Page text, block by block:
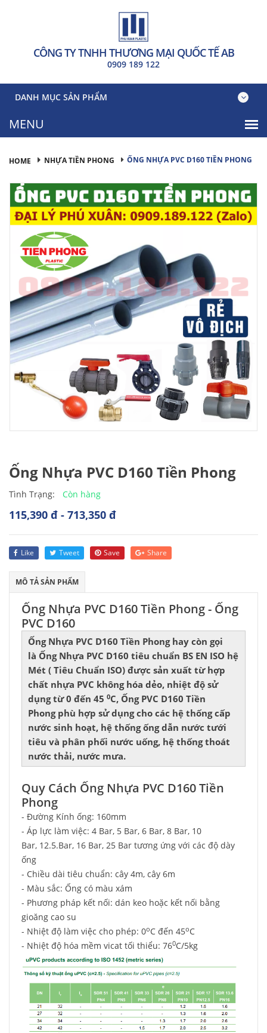
CÔNG TY TNHH THƯƠNG MẠI QUỐC TẾ AB
0909 189 122
DANH MỤC SẢN PHẨM
HOME NHỰA TIỀN PHONG ỐNG NHỰA PVC D160 TIỀN PHONG
Ống Nhựa PVC D160 Tiền Phong
Tình Trạng: Còn hàng
115,390 đ - 713,350 đ
Like Tweet Save Share
MÔ TẢ SẢN PHẨM
Ống Nhựa PVC D160 Tiền Phong - Ống
PVC D160
Ống Nhựa PVC D160 Tiền Phong hay còn gọi
là Ống Nhựa PVC D160 tiêu chuẩn BS EN ISO hệ
Mét ( Tiêu Chuẩn ISO) được sản xuất từ hợp
chất nhựa PVC không hóa dẻo, nhiệt độ sử
dụng từ 0 đến 45 0C, Ống PVC D160 Tiền
Phong phù hợp sử dụng cho các hệ thống cấp
nước sinh hoạt, hệ thống ống dẫn nước tưới
tiêu và phân phối nước uống, hệ thống thoát
nước thải, nước mưa.
Quy Cách Ống Nhựa PVC D160 Tiền
Phong
- Đường Kính ống: 160mm
- Áp lực làm việc: 4 Bar, 5 Bar, 6 Bar, 8 Bar, 10
Bar, 12.5.Bar, 16 Bar, 25 Bar tương ứng với các độ dày
ống
- Chiều dài tiêu chuẩn: cây 4m, cây 6m
- Màu sắc: Ống có màu xám
- Phương pháp kết nối: dán keo hoặc kết nối bằng
gioăng cao su
- Nhiệt độ làm việc cho phép: 0oC đến 45oC
- Nhiệt độ hóa mềm vicat tối thiểu: 760C/5kg